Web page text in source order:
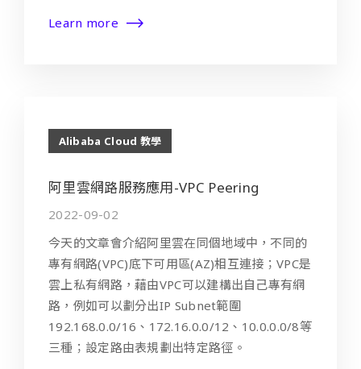
Learn more
Alibaba Cloud 教學
阿里雲網路服務應用-VPC Peering
2022-09-02
今天的文章會介紹阿里雲在同個地域中，不同的
專有網路(VPC)底下可用區(AZ)相互連接；VPC是
雲上私有網路，藉由VPC可以建構出自己專有網
路，例如可以劃分出IP Subnet範圍
192.168.0.0/16、172.16.0.0/12、10.0.0.0/8等
三種；設定路由表規劃出特定路徑。